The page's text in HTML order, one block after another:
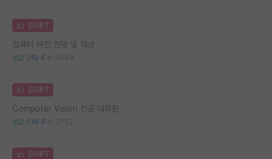
김GPT
컴퓨터 비전 전망 및 적성
2 4 4884
김GPT
Computer Vision 전공 대학원
0 9 2752
김GPT